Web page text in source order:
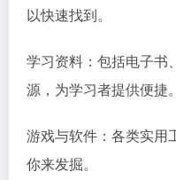
以快速找到。
学习资料：包括电子书
源，为学习者提供便捷。
游戏与软件：各类实用
你来发掘。